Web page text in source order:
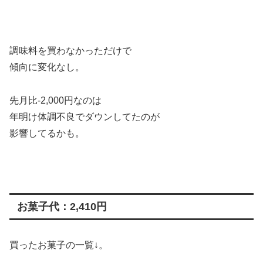
調味料を買わなかっただけで
傾向に変化なし。
先月比-2,000円なのは
年明け体調不良でダウンしてたのが
影響してるかも。
お菓子代：2,410円
買ったお菓子の一覧↓。